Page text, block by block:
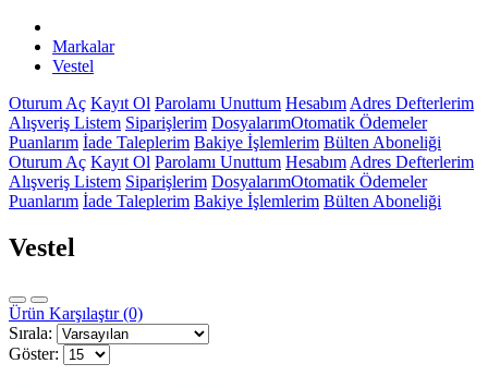
Markalar
Vestel
Oturum Aç Kayıt Ol Parolamı Unuttum Hesabım Adres Defterlerim
Alışveriş Listem Siparişlerim DosyalarımOtomatik Ödemeler
Puanlarım İade Taleplerim Bakiye İşlemlerim Bülten Aboneliği
Oturum Aç Kayıt Ol Parolamı Unuttum Hesabım Adres Defterlerim
Alışveriş Listem Siparişlerim DosyalarımOtomatik Ödemeler
Puanlarım İade Taleplerim Bakiye İşlemlerim Bülten Aboneliği
Vestel
Ürün Karşılaştır (0)
Sırala:
Göster: